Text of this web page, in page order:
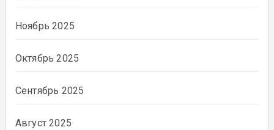
Ноябрь 2025
Октябрь 2025
Сентябрь 2025
Август 2025